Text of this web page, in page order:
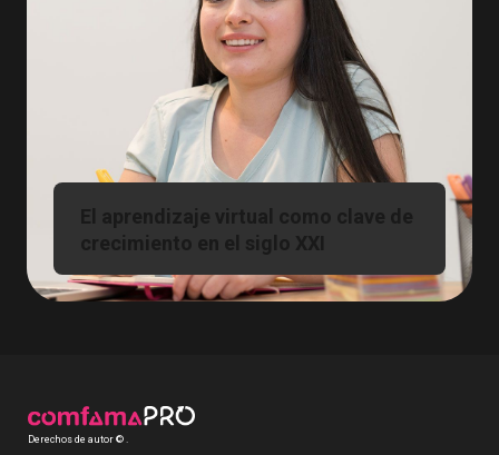
El aprendizaje virtual como clave de
crecimiento en el siglo XXI
Derechos de autor © .